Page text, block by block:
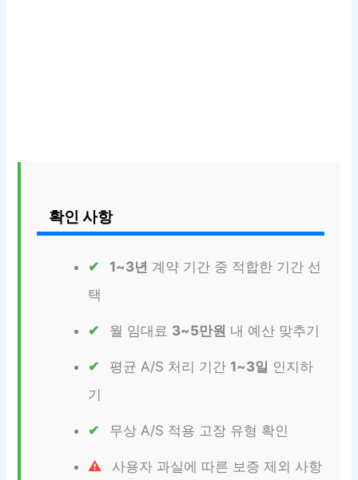
확인 사항
1~3년 계약 기간 중 적합한 기간 선
택
월 임대료 3~5만원 내 예산 맞추기
평균 A/S 처리 기간 1~3일 인지하
기
무상 A/S 적용 고장 유형 확인
사용자 과실에 따른 보증 제외 사항